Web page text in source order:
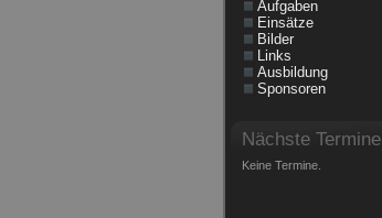
Aufgaben
Einsätze
Bilder
Links
Ausbildung
Sponsoren
Nächste Termine
Keine Termine.